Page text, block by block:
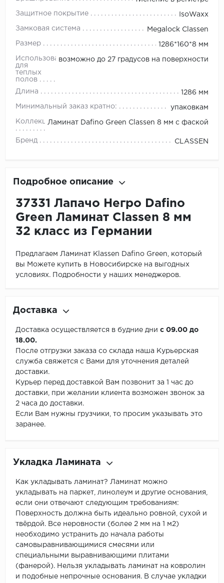
Защитное покрытие IsoWaxx
Замковая система Megalock Classen
Размер 1286*160*8 мм
Использование
для
теплых
полов
возможно до 27 градусов на поверхности
Длина 1286 мм
Минимальный заказ кратно: упаковкам
КоллекцияЛаминат Dafino Green Classen 8 мм с фаской
Бренд CLASSEN
Подробное описание
37331 Лапачо Негро Dafino
Green Ламинат Classen 8 мм
32 класс из Германии
Предлагаем Ламинат Klassen Dafino Green, который
вы Можете купить в Новосибирске на выгодных
условиях. Подробности у наших менеджеров.
Доставка
Доставка осуществляется в будние дни с 09.00 до
18.00.
После отгрузки заказа со склада наша Курьерская
служба свяжется с Вами для уточнения деталей
доставки.
Курьер перед доставкой Вам позвонит за 1 час до
доставки, при желании клиента возможен звонок за
2 часа до доставки.
Если Вам нужны грузчики, то просим указывать это
заранее.
Укладка Ламината
Как укладывать ламинат? Ламинат можно
укладывать на паркет, линолеум и другие основания,
если они отвечают следующим требованиям:
Поверхность должна быть идеально ровной, сухой и
твёрдой. Все неровности (более 2 мм на 1 м2)
необходимо устранить до начала работы
самовыравнивающимися смесями или
специальными выравнивающими плитами
(фанерой). Нельзя укладывать ламинат на ковролин
и подобные непрочные основания. В случае укладки